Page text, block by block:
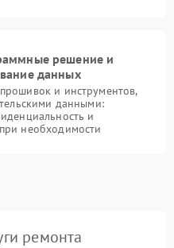
решение и
данных
и инструментов,
данными:
и
необходимости
ремонта